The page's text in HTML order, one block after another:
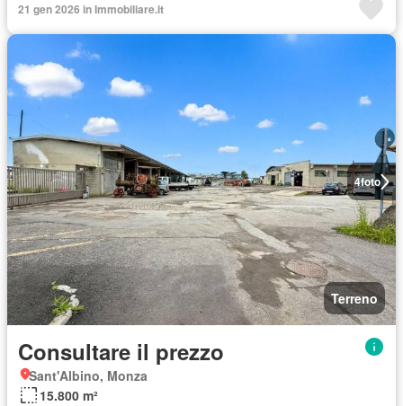
21 gen 2026 in Immobiliare.it
4foto
Terreno
Consultare il prezzo
Sant'Albino, Monza
15.800 m²